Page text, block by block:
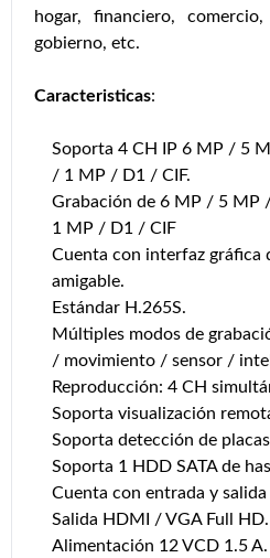
hogar, financiero,
gobierno, etc.
Caracteristicas:
Soporta 4 CH IP 6 MP / 5
/ 1 MP / D1 / CIF.
Grabación de 6 MP / 5
1 MP / D1 / CIF
Cuenta con interfaz gráfica
amigable.
Estándar H.265S.
Múltiples modos de
/ movimiento / sensor /
Reproducción: 4 CH
Soporta visualización
Soporta detección de
Soporta 1 HDD SATA de
Cuenta con entrada y salida
Salida HDMI / VGA Full HD.
Alimentación 12 VCD 1.5 A.